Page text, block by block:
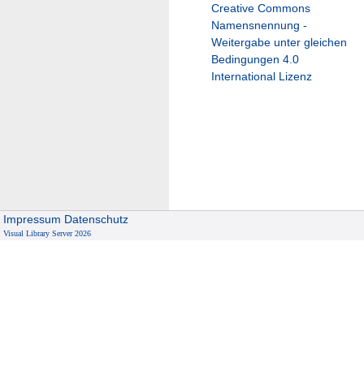
Creative Commons
Namensnennung -
Weitergabe unter gleichen
Bedingungen 4.0
International Lizenz
Impressum Datenschutz
Visual Library Server 2026